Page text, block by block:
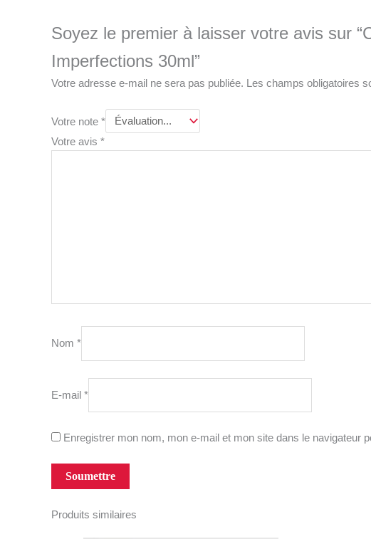
Soyez le premier à laisser votre avis sur
Imperfections 30ml”
Votre adresse e-mail ne sera pas publiée. Les champs obligatoires
Votre note *
Votre avis *
Nom *
E-mail *
Enregistrer mon nom, mon e-mail et mon site dans le navigateur
Produits similaires